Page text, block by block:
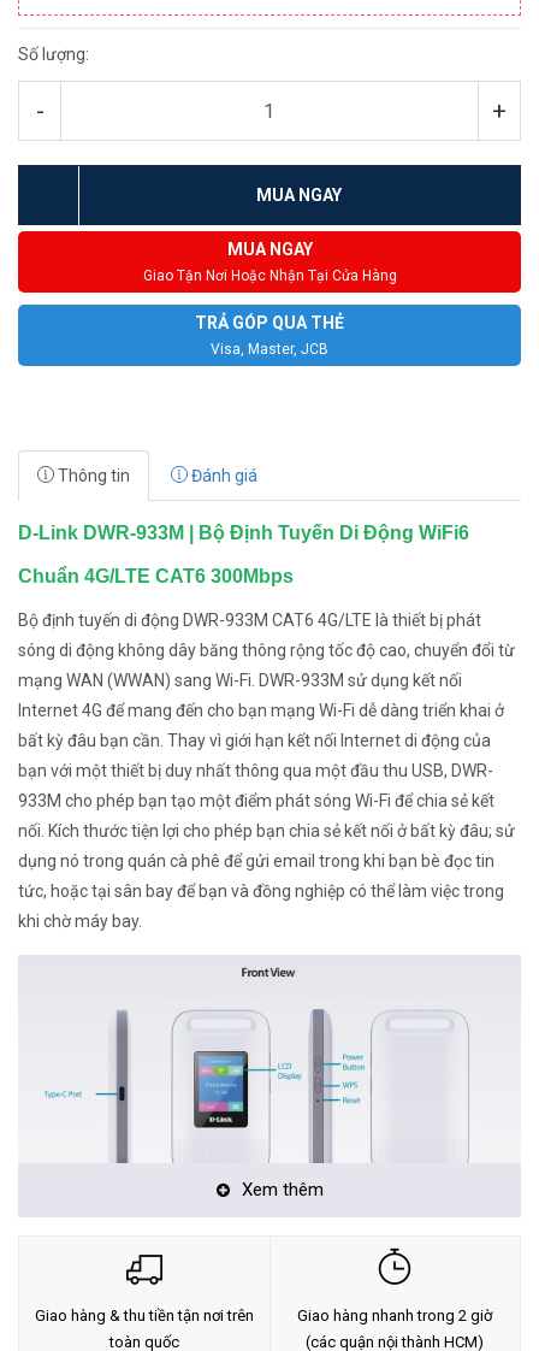
Số lượng:
- +
MUA NGAY
MUA NGAY
Giao Tận Nơi Hoặc Nhận Tại Cửa Hàng
TRẢ GÓP QUA THẺ
Visa, Master, JCB
Thông tin Đánh giá
D-Link DWR-933M | Bộ Định Tuyến Di Động WiFi6
Chuẩn 4G/LTE CAT6 300Mbps
Bộ định tuyến di động DWR-933M CAT6 4G/LTE là thiết bị phát
sóng di động không dây băng thông rộng tốc độ cao, chuyển đổi từ
mạng WAN (WWAN) sang Wi-Fi. DWR-933M sử dụng kết nối
Internet 4G để mang đến cho bạn mạng Wi-Fi dễ dàng triển khai ở
bất kỳ đâu bạn cần. Thay vì giới hạn kết nối Internet di động của
bạn với một thiết bị duy nhất thông qua một đầu thu USB, DWR-
933M cho phép bạn tạo một điểm phát sóng Wi-Fi để chia sẻ kết
nối. Kích thước tiện lợi cho phép bạn chia sẻ kết nối ở bất kỳ đâu; sử
dụng nó trong quán cà phê để gửi email trong khi bạn bè đọc tin
tức, hoặc tại sân bay để bạn và đồng nghiệp có thể làm việc trong
khi chờ máy bay.
Kết nối mọi lúc mọi nơi
Chỉ cần lắp thẻ SIM hỗ trợ dữ liệu di động của bạn để thiết lập mạng
Xem thêm
Giao hàng & thu tiền tận nơi trên
toàn quốc
Giao hàng nhanh trong 2 giờ
(các quận nội thành HCM)